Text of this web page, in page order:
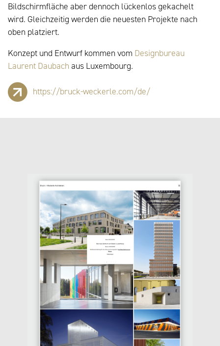
Bildschirmfläche aber dennoch lückenlos gekachelt
wird. Gleichzeitig werden die neuesten Projekte nach
oben platziert.
Konzept und Entwurf kommen vom Designbureau
Laurent Daubach aus Luxembourg.
https://bruck-weckerle.com/de/